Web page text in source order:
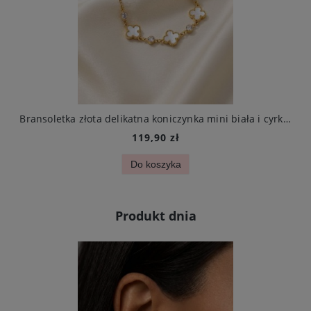
Bransoletka złota delikatna koniczynka mini biała i cyrkonie stal chirurgiczna
119,90 zł
Do koszyka
Produkt dnia